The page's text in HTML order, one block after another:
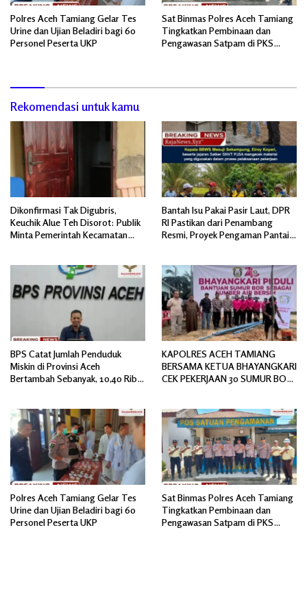
Polres Aceh Tamiang Gelar Tes
Urine dan Ujian Beladiri bagi 60
Personel Peserta UKP
Sat Binmas Polres Aceh Tamiang
Tingkatkan Pembinaan dan
Pengawasan Satpam di PKS
Rekomendasi untuk kamu
Dikonfirmasi Tak Digubris,
Keuchik Alue Teh Disorot: Publik
Minta Pemerintah Kecamatan
Bantah Isu Pakai Pasir Laut, DPR
RI Pastikan dari Penambang
Resmi, Proyek Pengaman Pantai
BPS Catat Jumlah Penduduk
Miskin di Provinsi Aceh
Bertambah Sebanyak, 10,40 Ribu
KAPOLRES ACEH TAMIANG
BERSAMA KETUA BHAYANGKARI
CEK PEKERJAAN 30 SUMUR BOR
Polres Aceh Tamiang Gelar Tes
Urine dan Ujian Beladiri bagi 60
Personel Peserta UKP
Sat Binmas Polres Aceh Tamiang
Tingkatkan Pembinaan dan
Pengawasan Satpam di PKS